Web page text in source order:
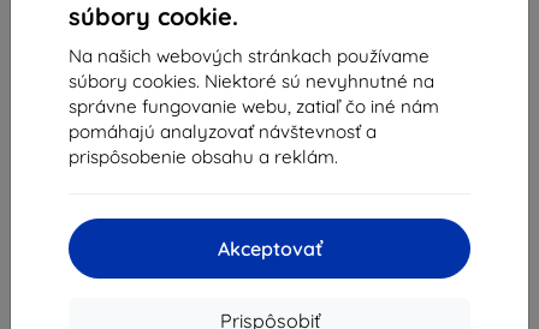
súbory cookie.
Na našich webových stránkach používame
súbory cookies. Niektoré sú nevyhnutné na
správne fungovanie webu, zatiaľ čo iné nám
pomáhajú analyzovať návštevnosť a
prispôsobenie obsahu a reklám.
Akceptovať
Prispôsobiť
Xqisit
Púzdro XQISIT NP Slim Wallet Selection Anti
Bacterial for iPhone 14 Pro Max Black (50432)
Vhodné pre: Apple iPhone 14 Pro Max
10,15 €
9,14 €